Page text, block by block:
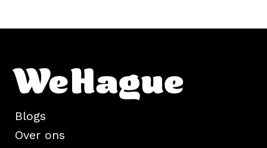
Blogs
Over ons